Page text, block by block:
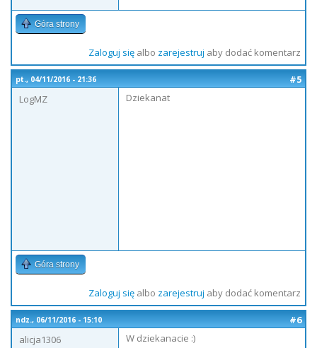
Góra strony
Zaloguj sięalbo zarejestruj aby dodać komentarz
pt., 04/11/2016 - 21:36
#5
LogMZ
Dziekanat
Góra strony
Zaloguj sięalbo zarejestruj aby dodać komentarz
ndz., 06/11/2016 - 15:10
#6
alicja1306
W dziekanacie :)